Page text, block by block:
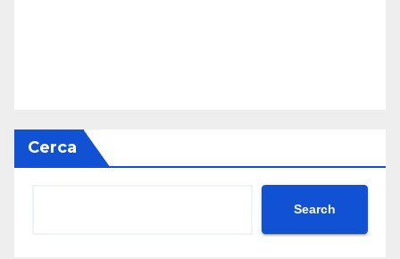
Cerca
Search